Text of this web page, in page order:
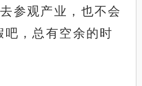
参观产业，也不会
吧，总有空余的时